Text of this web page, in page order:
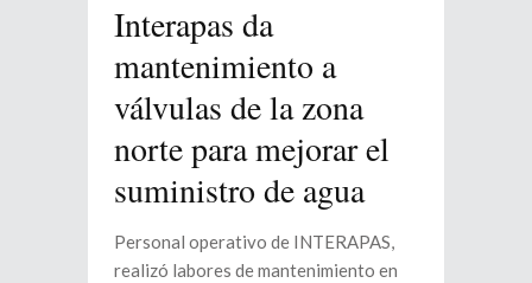
Interapas da
mantenimiento a
válvulas de la zona
norte para mejorar el
suministro de agua
Personal operativo de INTERAPAS,
realizó labores de mantenimiento en